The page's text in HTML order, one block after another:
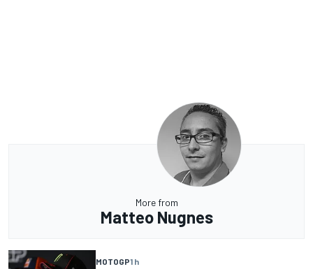
More from
Matteo Nugnes
MOTOGP1 h